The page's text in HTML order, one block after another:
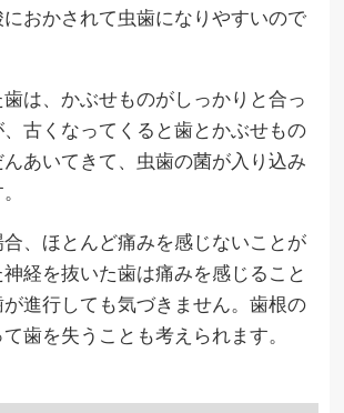
おかされて虫歯になりやすいので
は、かぶせものがしっかりと合っ
古くなってくると歯とかぶせもの
あいてきて、虫歯の菌が入り込み
、ほとんど痛みを感じないことが
経を抜いた歯は痛みを感じること
進行しても気づきません。歯根の
歯を失うことも考えられます。